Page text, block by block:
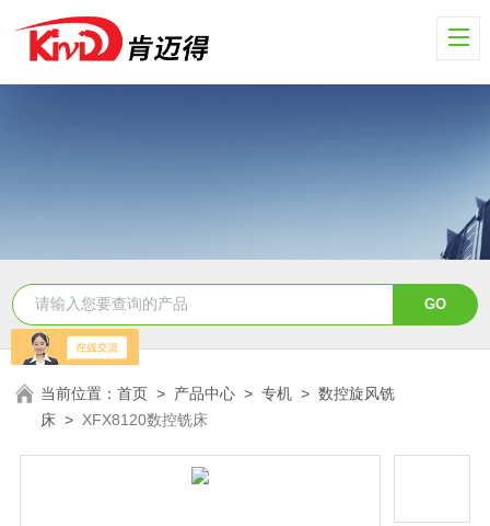
当前位置：首页 > 产品中心 >专机 >数控旋风铣
床 > XFX8120数控铣床